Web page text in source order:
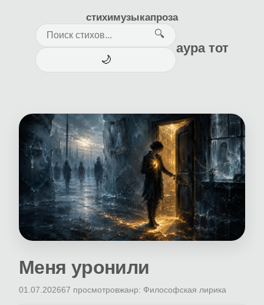
стихимузыкапроза
🔍
🌙
аура тот
Меня уронили
01.07.202667 просмотровжанр: Философская лирика